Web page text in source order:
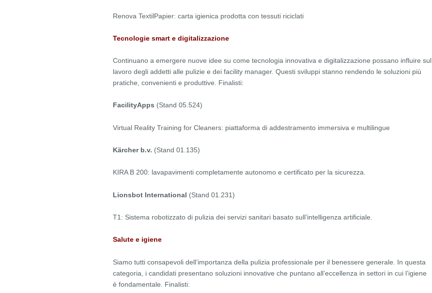
Renova TextilPapier: carta igienica prodotta con tessuti riciclati
Tecnologie smart e digitalizzazione
Continuano a emergere nuove idee su come tecnologia innovativa e digitalizzazione possano influire sul
lavoro degli addetti alle pulizie e dei facility manager. Questi sviluppi stanno rendendo le soluzioni più
pratiche, convenienti e produttive. Finalisti:
FacilityApps (Stand 05.524)
Virtual Reality Training for Cleaners: piattaforma di addestramento immersiva e multilingue
Kärcher b.v. (Stand 01.135)
KIRA B 200: lavapavimenti completamente autonomo e certificato per la sicurezza.
Lionsbot International (Stand 01.231)
T1: Sistema robotizzato di pulizia dei servizi sanitari basato sull’intelligenza artificiale.
Salute e igiene
Siamo tutti consapevoli dell’importanza della pulizia professionale per il benessere generale. In questa
categoria, i candidati presentano soluzioni innovative che puntano all’eccellenza in settori in cui l’igiene
è fondamentale. Finalisti: